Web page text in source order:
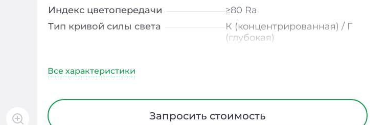
Индекс цветопередачи
≥80 Ra
Тип кривой силы света
К (концентрированная) / Г
(глубокая)
Климатическое исполнение
Тип рассеивателя
Прозрачный
Класс защиты от электрического
I
Запросить стоимость